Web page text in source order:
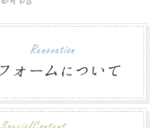
厚くお礼申し上げます。
中も通常営業致し...
ついて
厚くお礼申し上げます。